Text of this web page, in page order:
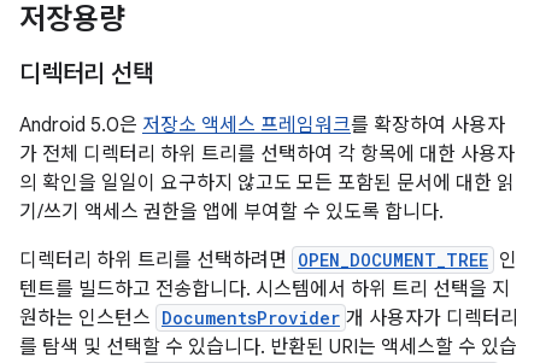
저장용량
디렉터리 선택
Android 5.0은 저장소 액세스 프레임워크를 확장하여 사용자
가 전체 디렉터리 하위 트리를 선택하여 각 항목에 대한 사용자
의 확인을 일일이 요구하지 않고도 모든 포함된 문서에 대한 읽
기/쓰기 액세스 권한을 앱에 부여할 수 있도록 합니다.
디렉터리 하위 트리를 선택하려면
OPEN_DOCUMENT_TREE 인
텐트를 빌드하고 전송합니다. 시스템에서 하위 트리 선택을 지
원하는 인스턴스 DocumentsProvider 개 사용자가 디렉터리
를 탐색 및 선택할 수 있습니다. 반환된 URI는 액세스할 수 있습